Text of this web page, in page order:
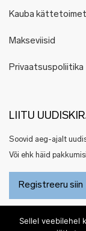
Kauba
Makseviisid
Privaatsuspoliitika
LIITU
Soovid aeg-ajalt
Või ehk häid
Registreeru siin
Sellel veebilehel